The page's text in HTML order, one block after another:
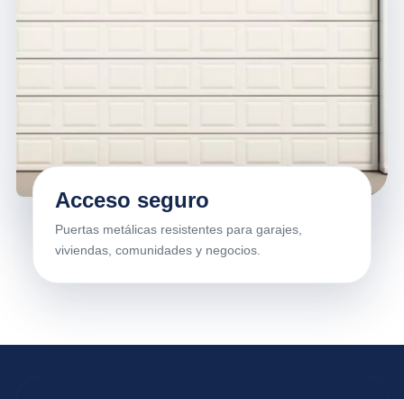
Acceso seguro
Puertas metálicas resistentes para garajes,
viviendas, comunidades y negocios.